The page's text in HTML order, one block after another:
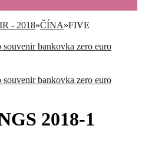
- 2018»ČÍNA»FIVE
2018-1